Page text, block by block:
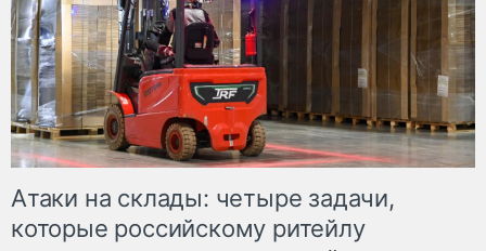
Атаки на склады: четыре задачи,
которые российскому ритейлу